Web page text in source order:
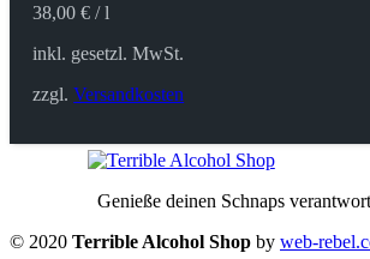
38,00€ /l
inkl. gesetzl. MwSt.
zzgl.Versandkosten
Genieße deinen Schnaps
© 2020 Terrible Alcohol Shop by web-